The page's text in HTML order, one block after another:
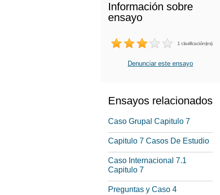
Información sobre
ensayo
1 clasificación(es)
Denunciar este ensayo
Ensayos relacionados
Caso Grupal Capitulo 7
Capitulo 7 Casos De Estudio
Caso Internacional 7.1
Capitulo 7
Preguntas y Caso 4